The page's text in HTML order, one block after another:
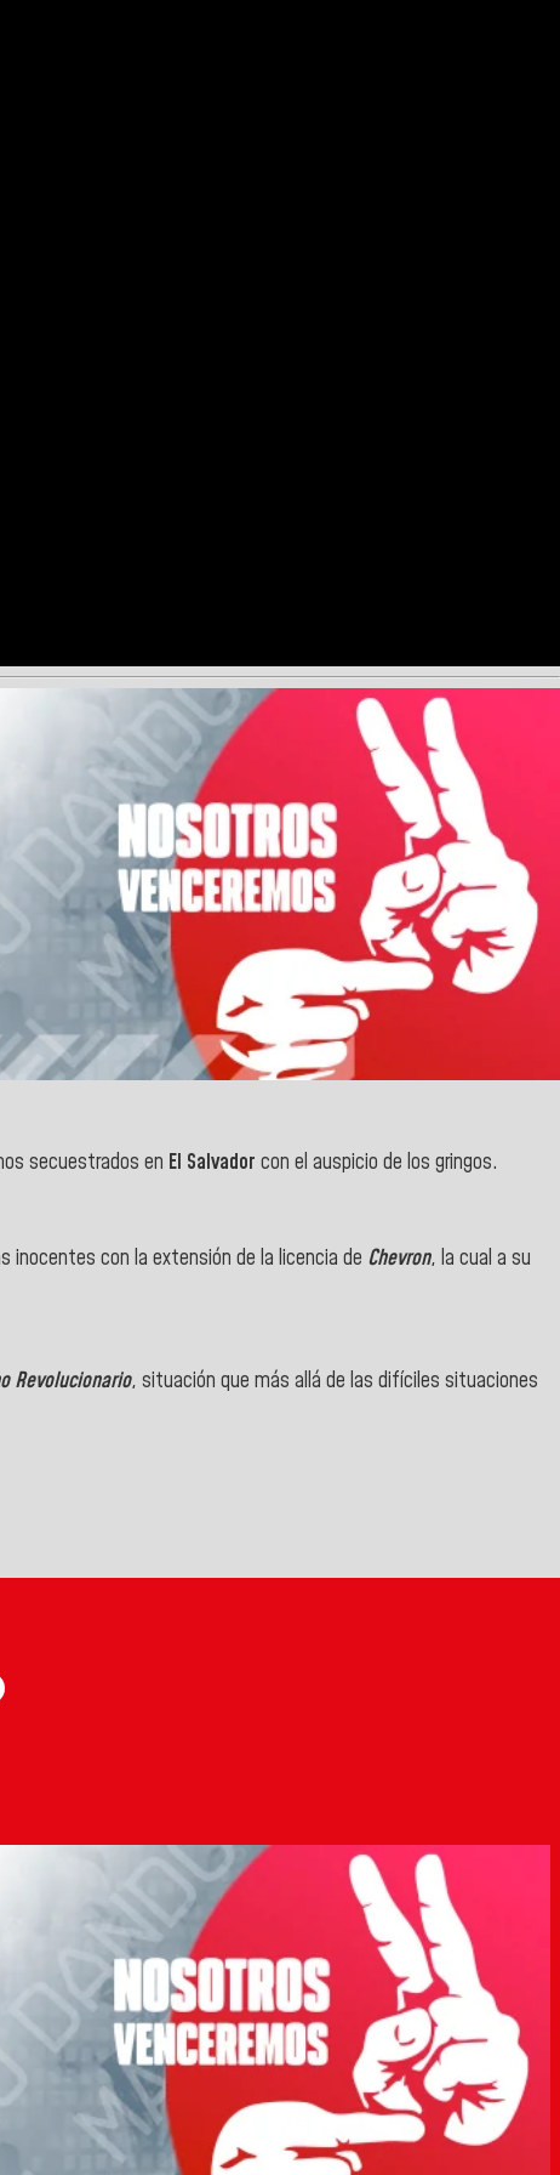
secuestrados en El Salvador con el auspicio de los gringos.
inocentes con la extensión de la licencia de Chevron, la cual a su
Revolucionario, situación que más allá de las difíciles situaciones